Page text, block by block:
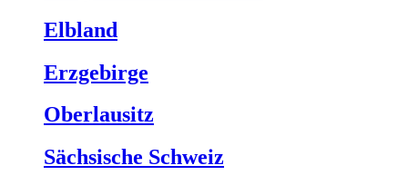
Elbland
Erzgebirge
Oberlausitz
Sächsische Schweiz